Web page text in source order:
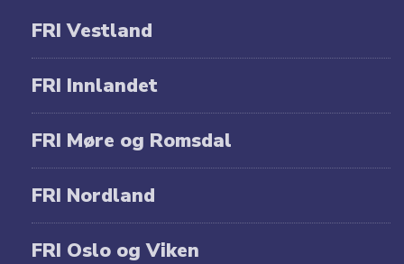
FRI Vestland
FRI Innlandet
FRI Møre og Romsdal
FRI Nordland
FRI Oslo og Viken